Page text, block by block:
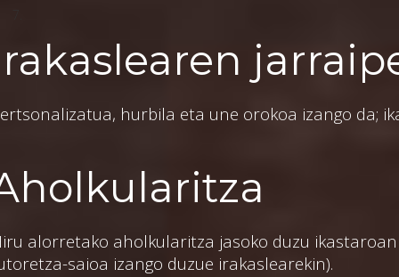
hurbila eta une orokoa izango da;
alorretako aholkularitza jasoko duzu
saioa izango duzue irakaslearekin).